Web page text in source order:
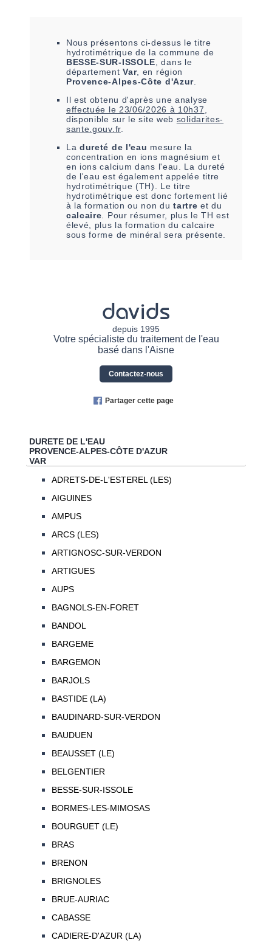
Nous présentons ci-dessus le titre
hydrotimétrique de la commune de
BESSE-SUR-ISSOLE , dans le
départementVar, en région
Provence-Alpes-Côte d'Azur
Il est obtenu d'après une analyse
effectuée le 23/06/2026 à 10h37
disponible sur le site web solidarites-
sante.gouv.fr.
La dureté de l'eau mesure la
concentration en ions magnésium et
en ions calcium dans l'eau. La dureté
de l'eau est également appelée titre
hydrotimétrique (TH). Le titre
hydrotimétrique est donc fortement lié
à la formation ou non dutartre et du
calcaire . Pour résumer, plus le TH est
élevé, plus la formation du calcaire
sous forme de minéral sera présente.
davids
depuis 1995
Votre spécialiste du traitement de l'eau
basé dans l'Aisne
Contactez-nous
Partager cette page
DURETE DE L'EAU
PROVENCE-ALPES-CÔTE D'AZUR
VAR
ADRETS-DE-L'ESTEREL (LES)
AIGUINES
AMPUS
ARCS (LES)
ARTIGNOSC-SUR-VERDON
ARTIGUES
AUPS
BAGNOLS-EN-FORET
BANDOL
BARGEME
BARGEMON
BARJOLS
BASTIDE (LA)
BAUDINARD-SUR-VERDON
BAUDUEN
BEAUSSET (LE)
BELGENTIER
BESSE-SUR-ISSOLE
BORMES-LES-MIMOSAS
BOURGUET (LE)
BRAS
BRENON
BRIGNOLES
BRUE-AURIAC
CABASSE
CADIERE-D'AZUR (LA)